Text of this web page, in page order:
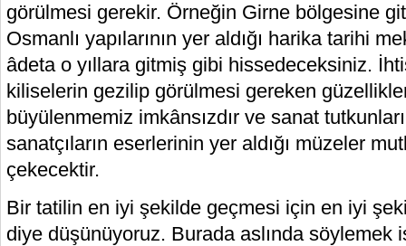
görülmesi gerekir. Örneğin Girne bölgesine
Osmanlı yapılarının yer aldığı harika tarihi
âdeta o yıllara gitmiş gibi hissedeceksiniz.
kiliselerin gezilip görülmesi gereken
büyülenmemiz imkânsızdır ve sanat
sanatçıların eserlerinin yer aldığı müzeler
çekecektir.
Bir tatilin en iyi şekilde geçmesi için en iyi
diye düşünüyoruz. Burada aslında söylemek